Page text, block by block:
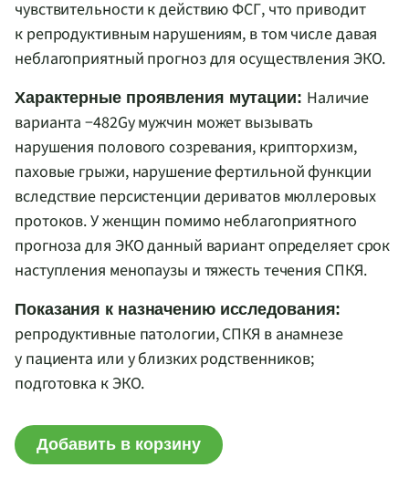
чувствительности к действию ФСГ, что приводит
к репродуктивным нарушениям, в том числе давая
неблагоприятный прогноз для осуществления ЭКО.
Характерные проявления мутации: Наличие
варианта −482Gу мужчин может вызывать
нарушения полового созревания, крипторхизм,
паховые грыжи, нарушение фертильной функции
вследствие персистенции дериватов мюллеровых
протоков. У женщин помимо неблагоприятного
прогноза для ЭКО данный вариант определяет срок
наступления менопаузы и тяжесть течения СПКЯ.
Показания к назначению исследования:
репродуктивные патологии, СПКЯ в анамнезе
у пациента или у близких родственников;
подготовка к ЭКО.
Добавить в корзину